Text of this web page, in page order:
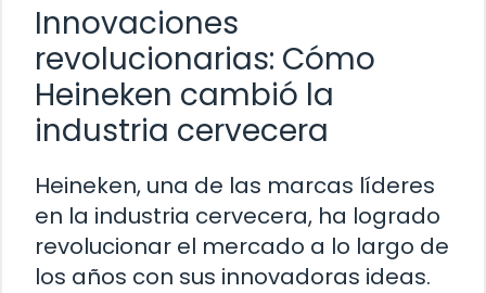
Innovaciones
revolucionarias: Cómo
Heineken cambió la
industria cervecera
Heineken, una de las marcas líderes
en la industria cervecera, ha logrado
revolucionar el mercado a lo largo de
los años con sus innovadoras ideas.